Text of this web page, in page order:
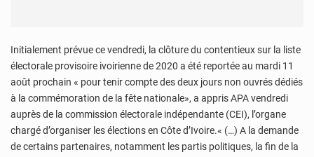
Initialement prévue ce vendredi, la clôture du contentieux sur la liste
électorale provisoire ivoirienne de 2020 a été reportée au mardi 11
août prochain « pour tenir compte des deux jours non ouvrés dédiés
à la commémoration de la fête nationale», a appris APA vendredi
auprès de la commission électorale indépendante (CEI), l’organe
chargé d’organiser les élections en Côte d’Ivoire.« (…) A la demande
de certains partenaires, notamment les partis politiques, la fin de la